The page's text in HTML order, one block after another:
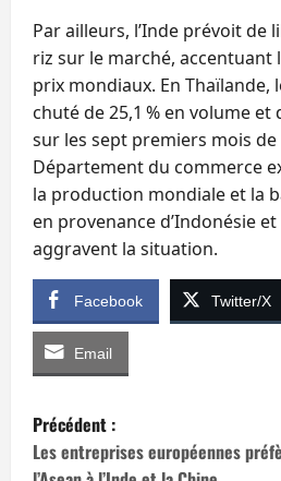
Par ailleurs, l’Inde prévoit de
riz sur le marché, accentuant
prix mondiaux. En
chuté de 25,1 % en volume et
sur les sept premiers mois de
Département du commerce
la production mondiale et la
en provenance d’Indonésie
aggravent la situation.
Facebook Twitter/X
Email
N
a
Précédent :
Les entreprises européennes